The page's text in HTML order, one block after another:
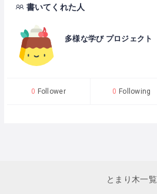
書いてくれた人
多様な学び プロジェクト
0 Follower 0 Following
とまり木一覧